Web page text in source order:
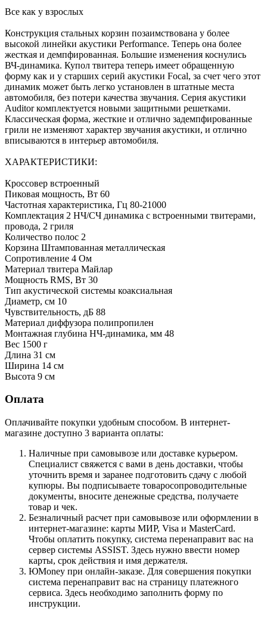
Все как у взрослых
Конструкция стальных корзин позаимствована у более
высокой линейки акустики Performance. Теперь она более
жесткая и демпфированная. Большие изменения коснулись
ВЧ-динамика. Купол твитера теперь имеет обращенную
форму как и у старших серий акустики Focal, за счет чего этот
динамик может быть легко установлен в штатные места
автомобиля, без потери качества звучания. Серия акустики
Auditor комплектуется новыми защитными решетками.
Классическая форма, жесткие и отлично задемпфированные
грили не изменяют характер звучания акустики, и отлично
вписываются в интерьер автомобиля.
ХАРАКТЕРИСТИКИ:
Кроссовер встроенный
Пиковая мощность, Вт 60
Частотная характеристика, Гц 80-21000
Комплектация 2 НЧ/СЧ динамика с встроенными твитерами,
провода, 2 гриля
Количество полос 2
Корзина Штампованная металлическая
Сопротивление 4 Ом
Материал твитера Майлар
Мощность RMS, Вт 30
Тип акустической системы коаксиальная
Диаметр, см 10
Чувствительность, дБ 88
Материал диффузора полипропилен
Монтажная глубина НЧ-динамика, мм 48
Вес 1500 г
Длина 31 см
Ширина 14 см
Высота 9 см
Оплата
Оплачивайте покупки удобным способом. В интернет-
магазине доступно 3 варианта оплаты:
Наличные при самовывозе или доставке курьером.
Специалист свяжется с вами в день доставки, чтобы
уточнить время и заранее подготовить сдачу с любой
купюры. Вы подписываете товаросопроводительные
документы, вносите денежные средства, получаете
товар и чек.
Безналичный расчет при самовывозе или оформлении в
интернет-магазине: карты МИР, Visa и MasterCard.
Чтобы оплатить покупку, система перенаправит вас на
сервер системы ASSIST. Здесь нужно ввести номер
карты, срок действия и имя держателя.
ЮMoney при онлайн-заказе. Для совершения покупки
система перенаправит вас на страницу платежного
сервиса. Здесь необходимо заполнить форму по
инструкции.